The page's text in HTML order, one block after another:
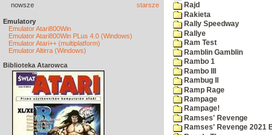
nowsze starsze
Emulatory
Emulator Atari800Win
Emulator Atari800Win PLus 4.0 (Windows)
Emulator Atari++ (multiplatform)
Emulator Altirra (Windows)
Biblioteka Atarowca
Rajd
Rakieta
Rally Speedway
Rallye
Ram Test
Ramblin Gamblin
Rambo 1
Rambo III
Rambug II
Ramp Rage
Rampage
Rampage!
Ramses' Revenge
Ramses' Revenge 2021